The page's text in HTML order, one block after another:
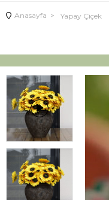
Anasayfa > Yapay Çiçek